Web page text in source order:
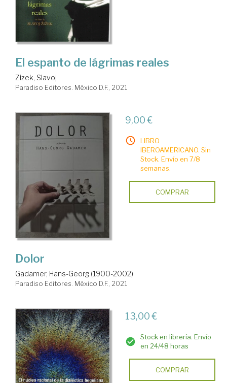
El espanto de lágrimas reales
Zizek, Slavoj
Paradiso Editores. México D.F., 2021
9,00 €
LIBRO
IBEROAMERICANO. Sin
Stock. Envío en 7/8
semanas.
COMPRAR
Dolor
Gadamer, Hans-Georg (1900-2002)
Paradiso Editores. México D.F., 2021
13,00 €
Stock en librería. Envío
en 24/48 horas
COMPRAR